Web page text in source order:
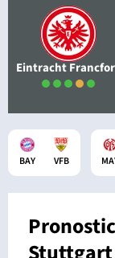
Eintracht
BAY VFB